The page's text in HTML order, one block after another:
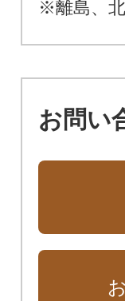
※離島、
お問い